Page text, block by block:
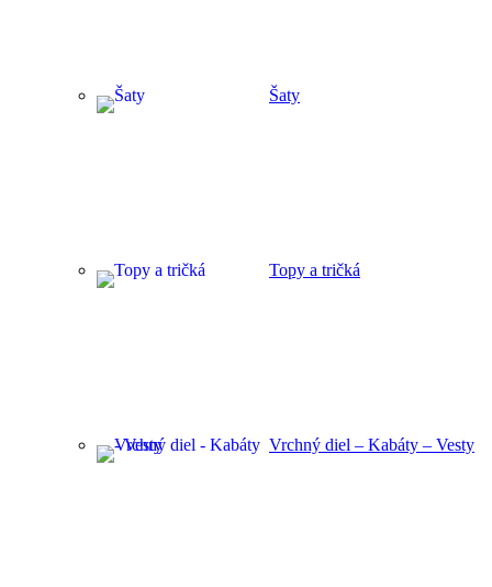
Šaty
Topy a tričká
Vrchný diel – Kabáty – Vesty